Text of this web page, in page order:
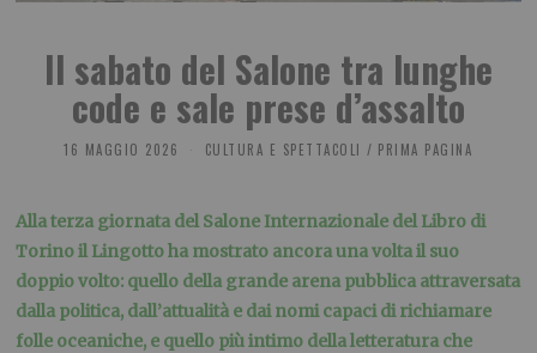
Il sabato del Salone tra lunghe
code e sale prese d’assalto
16 MAGGIO 2026 CULTURA E SPETTACOLI / PRIMA PAGINA
Alla terza giornata del Salone Internazionale del Libro di
Torino il Lingotto ha mostrato ancora una volta il suo
doppio volto: quello della grande arena pubblica attraversata
dalla politica, dall’attualità e dai nomi capaci di richiamare
folle oceaniche, e quello più intimo della letteratura che